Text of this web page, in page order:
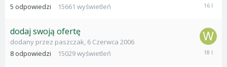
5 odpowiedzi 15661 wyświetleń
dodaj swoją ofertę
dodany przez paszczak, 6 Czerwca 2006
8 odpowiedzi 15029wyświetleń
25